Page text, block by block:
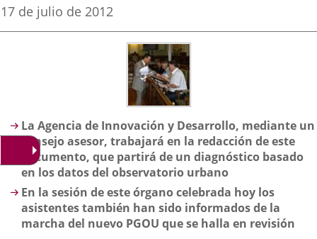
aplicación
externa.
aplicación
Fecha
la
17 de julio de 2012
Descripción
La Agencia de Innovación y Desarrollo, mediante un
consejo asesor, trabajará en la redacción de este
documento, que partirá de un diagnóstico basado
en los datos del observatorio urbano
En la sesión de este órgano celebrada hoy los
asistentes también han sido informados de la
marcha del nuevo PGOU que se halla en revisión